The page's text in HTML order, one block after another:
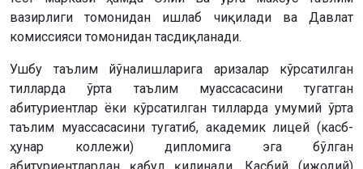
вазирлиги томонидан ишлаб чиқилади ва Давлат
комиссияси томонидан тасдиқланади.
Ушбу таълим йўналишларига аризалар кўрсатилган
тилларда ўрта таълим муассасасини тугатган
абитуриентлар ёки кўрсатилган тилларда умумий ўрта
таълим муассасасини тугатиб, академик лицей (касб-
ҳунар коллежи) дипломига эга бўлган